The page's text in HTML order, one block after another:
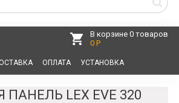
В корзине 0 товаров
0 Р
ОПЛАТА УСТАНОВКА
LEX EVE 320